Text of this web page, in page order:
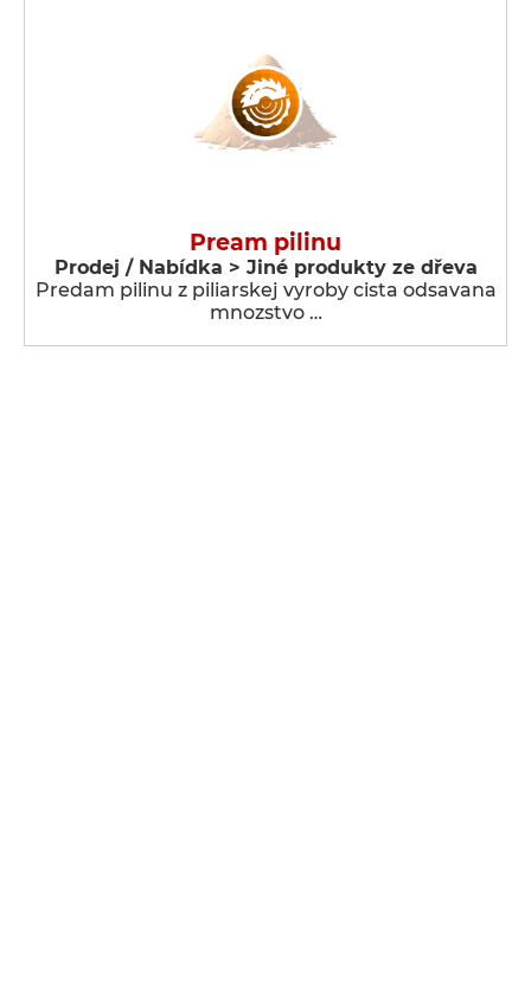
Pream pilinu
Prodej / Nabídka > Jiné produkty ze dřeva
Predam pilinu z piliarskej vyroby cista odsavana
mnozstvo …